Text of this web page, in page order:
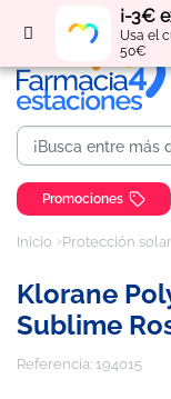
¡-3€
Usa el
50€
Promociones
Inicio Protección solar
Klorane
Sublime
Referencia: 194015